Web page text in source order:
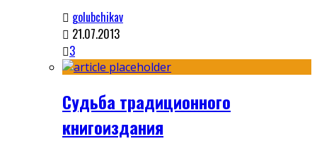
golubchikav
21.07.2013
3
Судьба традиционного
книгоиздания